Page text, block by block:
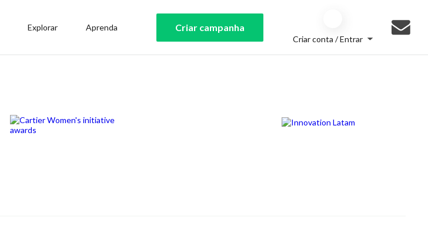
Explorar Aprenda Criar campanha
Criar conta / Entrar